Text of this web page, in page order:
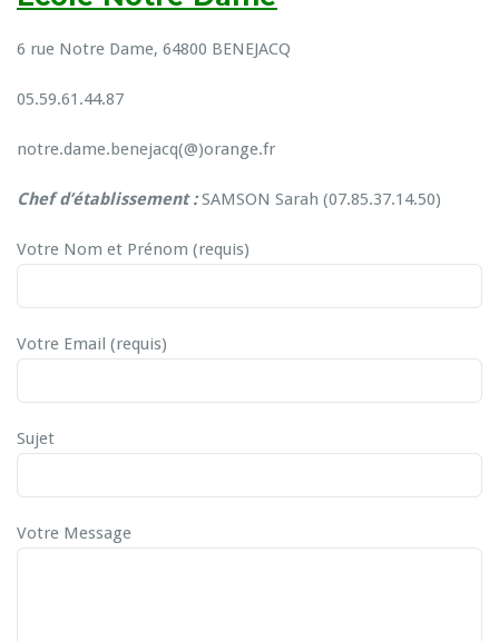
6 rue Notre Dame, 64800 BENEJACQ
05.59.61.44.87
notre.dame.benejacq(@)orange.fr
Chef d’établissement :SAMSON Sarah (07.85.37.14.50)
Votre Nom et Prénom (requis)
Votre Email (requis)
Sujet
Votre Message